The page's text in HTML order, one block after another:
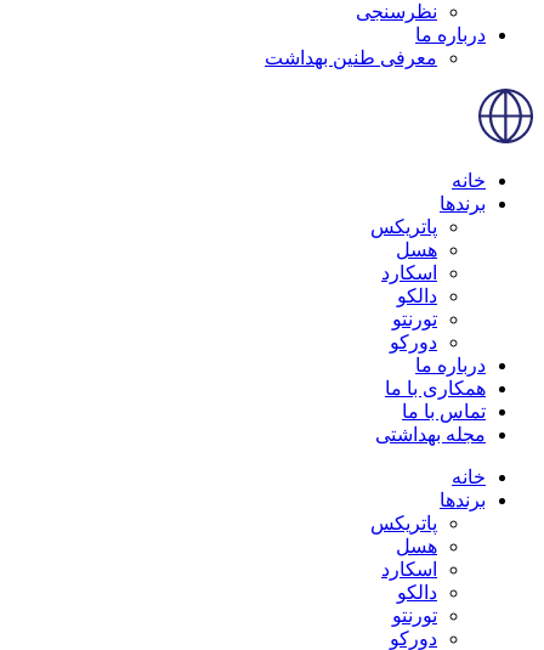
نظرسنجی
درباره ما
معرفی طنین بهداشت
خانه
برندها
پاتریکس
هسل
اسکارد
دالکو
تورنتو
دورکو
درباره ما
همکاری با ما
تماس با ما
مجله بهداشتی
خانه
برندها
پاتریکس
هسل
اسکارد
دالکو
تورنتو
دورکو